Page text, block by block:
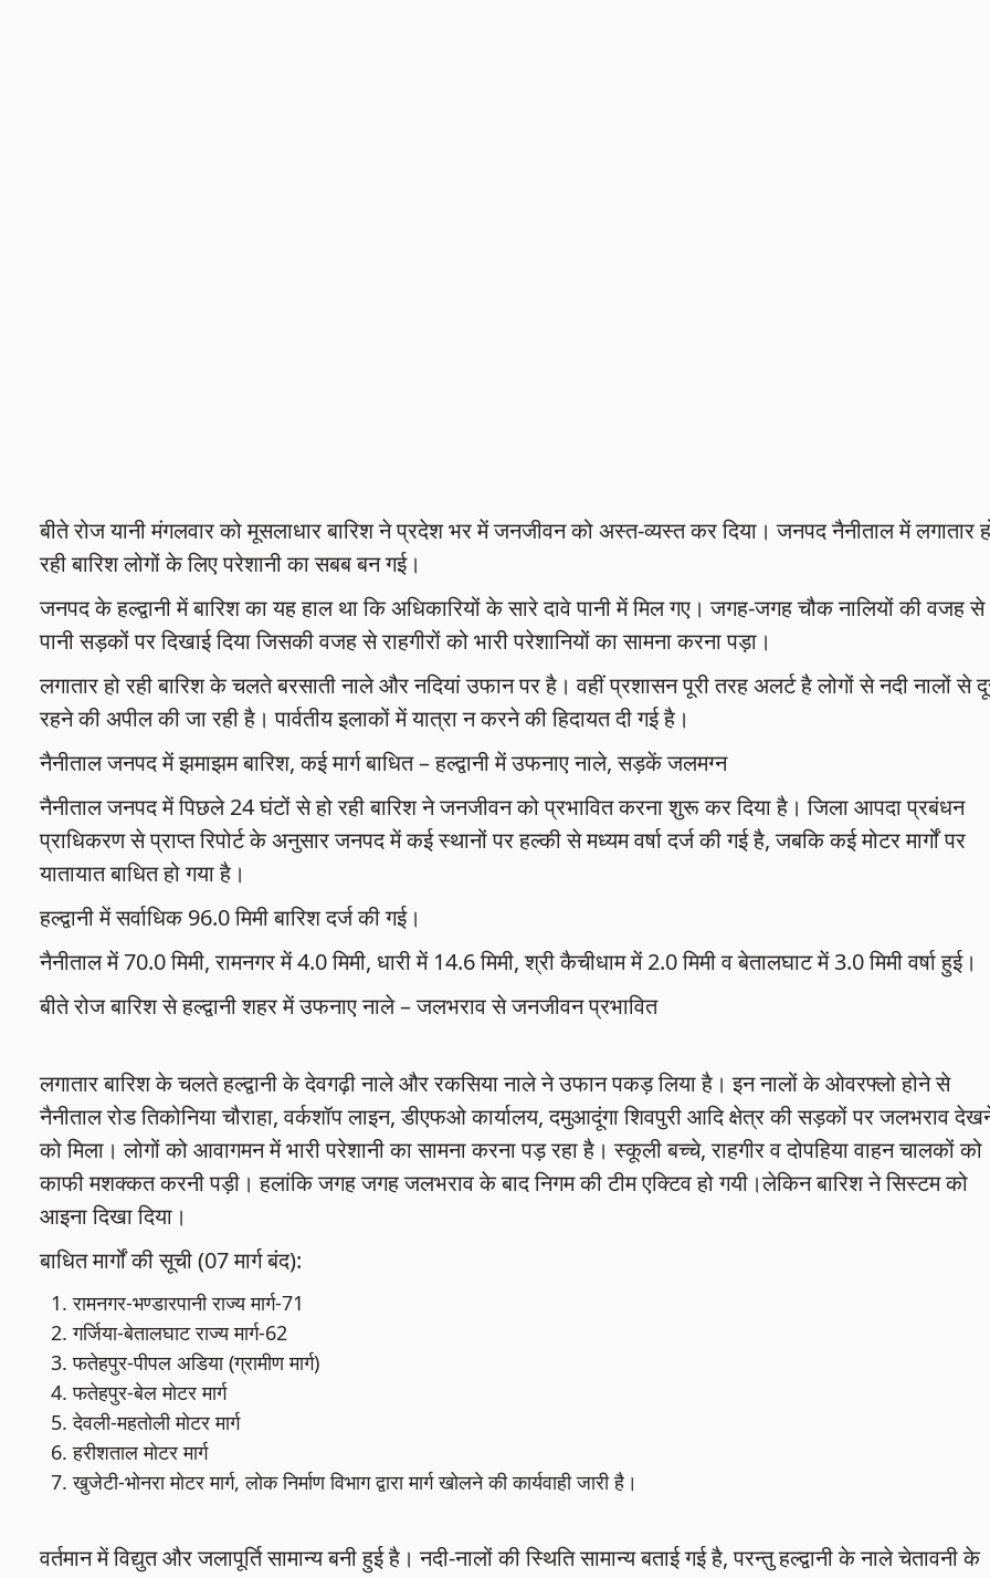
बीते रोज यानी मंगलवार को मूसलाधार बारिश ने प्रदेश भर में जनजीवन को अस्त-व्यस्त कर दिया। जनपद नैनीताल में लगातार
रही बारिश लोगों के लिए परेशानी का सबब बन गई।
जनपद के हल्द्वानी में बारिश का यह हाल था कि अधिकारियों के सारे दावे पानी में मिल गए। जगह-जगह चौक नालियों की वजह से
पानी सड़कों पर दिखाई दिया जिसकी वजह से राहगीरों को भारी परेशानियों का सामना करना पड़ा।
लगातार हो रही बारिश के चलते बरसाती नाले और नदियां उफान पर है। वहीं प्रशासन पूरी तरह अलर्ट है लोगों से नदी नालों से
रहने की अपील की जा रही है। पार्वतीय इलाकों में यात्रा न करने की हिदायत दी गई है।
नैनीताल जनपद में झमाझम बारिश, कई मार्ग बाधित – हल्द्वानी में उफनाए नाले, सड़कें जलमग्न
नैनीताल जनपद में पिछले 24 घंटों से हो रही बारिश ने जनजीवन को प्रभावित करना शुरू कर दिया है। जिला आपदा प्रबंधन
प्राधिकरण से प्राप्त रिपोर्ट के अनुसार जनपद में कई स्थानों पर हल्की से मध्यम वर्षा दर्ज की गई है, जबकि कई मोटर मार्गों पर
यातायात बाधित हो गया है।
हल्द्वानी में सर्वाधिक 96.0 मिमी बारिश दर्ज की गई।
नैनीताल में 70.0 मिमी, रामनगर में 4.0 मिमी, धारी में 14.6 मिमी, श्री कैचीधाम में 2.0 मिमी व बेतालघाट में 3.0 मिमी वर्षा हुई।
बीते रोज बारिश से हल्द्वानी शहर में उफनाए नाले – जलभराव से जनजीवन प्रभावित
लगातार बारिश के चलते हल्द्वानी के देवगढ़ी नाले और रकसिया नाले ने उफान पकड़ लिया है। इन नालों के ओवरफ्लो होने से
नैनीताल रोड तिकोनिया चौराहा, वर्कशॉप लाइन, डीएफओ कार्यालय, दमुआदूंगा शिवपुरी आदि क्षेत्र की सड़कों पर जलभराव
को मिला। लोगों को आवागमन में भारी परेशानी का सामना करना पड़ रहा है। स्कूली बच्चे, राहगीर व दोपहिया वाहन चालकों को
काफी मशक्कत करनी पड़ी। हलांकि जगह जगह जलभराव के बाद निगम की टीम एक्टिव हो गयी।लेकिन बारिश ने सिस्टम को
आइना दिखा दिया।
बाधित मार्गों की सूची (07 मार्ग बंद):
रामनगर-भण्डारपानी राज्य मार्ग-71
गर्जिया-बेतालघाट राज्य मार्ग-62
फतेहपुर-पीपल अडिया (ग्रामीण मार्ग)
फतेहपुर-बेल मोटर मार्ग
देवली-महतोली मोटर मार्ग
हरीशताल मोटर मार्ग
खुजेटी-भोनरा मोटर मार्ग, लोक निर्माण विभाग द्वारा मार्ग खोलने की कार्यवाही जारी है।
वर्तमान में विद्युत और जलापूर्ति सामान्य बनी हुई है। नदी-नालों की स्थिति सामान्य बताई गई है, परन्तु हल्द्वानी के नाले चेतावनी के